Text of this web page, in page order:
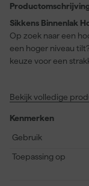
Sikkens Binnenlak
Op zoek naar een
een hoger niveau
keuze voor een
vergeelt niet. Met
Bovendien is de verf
gedoe een
geschuurde
rendement van 12
Bekijk volledige
Kenmerken
Gebruik
Toepassing op